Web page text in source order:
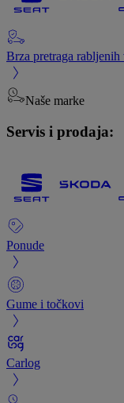
Brza pretraga rabljenih
Naše marke
Servis i prodaja:
Ponude
Gume i točkovi
Carlog